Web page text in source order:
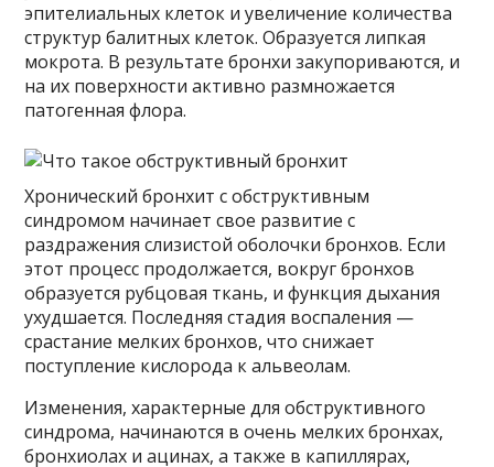
эпителиальных клеток и увеличение количества
структур балитных клеток. Образуется липкая
мокрота. В результате бронхи закупориваются, и
на их поверхности активно размножается
патогенная флора.
Хронический бронхит с обструктивным
синдромом начинает свое развитие с
раздражения слизистой оболочки бронхов. Если
этот процесс продолжается, вокруг бронхов
образуется рубцовая ткань, и функция дыхания
ухудшается. Последняя стадия воспаления —
срастание мелких бронхов, что снижает
поступление кислорода к альвеолам.
Изменения, характерные для обструктивного
синдрома, начинаются в очень мелких бронхах,
бронхиолах и ацинах, а также в капиллярах,